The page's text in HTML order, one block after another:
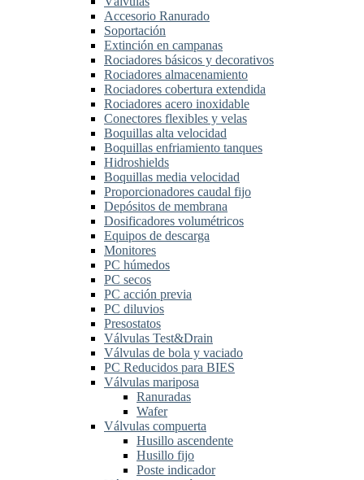
Accesorio Ranurado
Soportación
Extinción en campanas
Rociadores básicos y decorativos
Rociadores almacenamiento
Rociadores cobertura extendida
Rociadores acero inoxidable
Conectores flexibles y velas
Boquillas alta velocidad
Boquillas enfriamiento tanques
Hidroshields
Boquillas media velocidad
Proporcionadores caudal fijo
Depósitos de membrana
Dosificadores volumétricos
Equipos de descarga
Monitores
PC húmedos
PC secos
PC acción previa
PC diluvios
Presostatos
Válvulas Test&Drain
Válvulas de bola y vaciado
PC Reducidos para BIES
Válvulas mariposa
Ranuradas
Wafer
Válvulas compuerta
Husillo ascendente
Husillo fijo
Poste indicador